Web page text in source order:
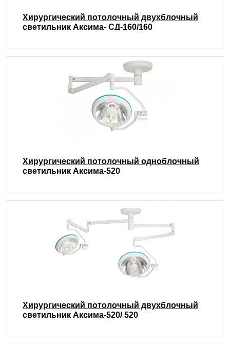
Хирургический потолочный двухблочный
светильник Аксима- СД-160/160
Хирургический потолочный одноблочный
светильник Аксима-520
Хирургический потолочный двухблочный
светильник Аксима-520/ 520